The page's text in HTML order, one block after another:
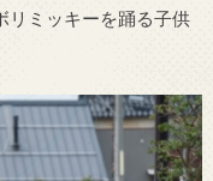
リミッキーを踊る子供